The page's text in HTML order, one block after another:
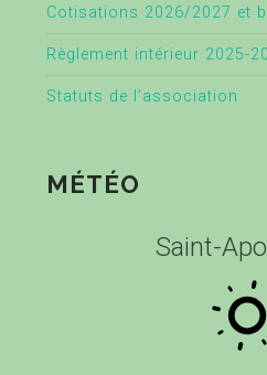
Cotisations 2026/2027 et
Règlement intérieur 2025-
Statuts de l’association
MÉTÉO
Saint-